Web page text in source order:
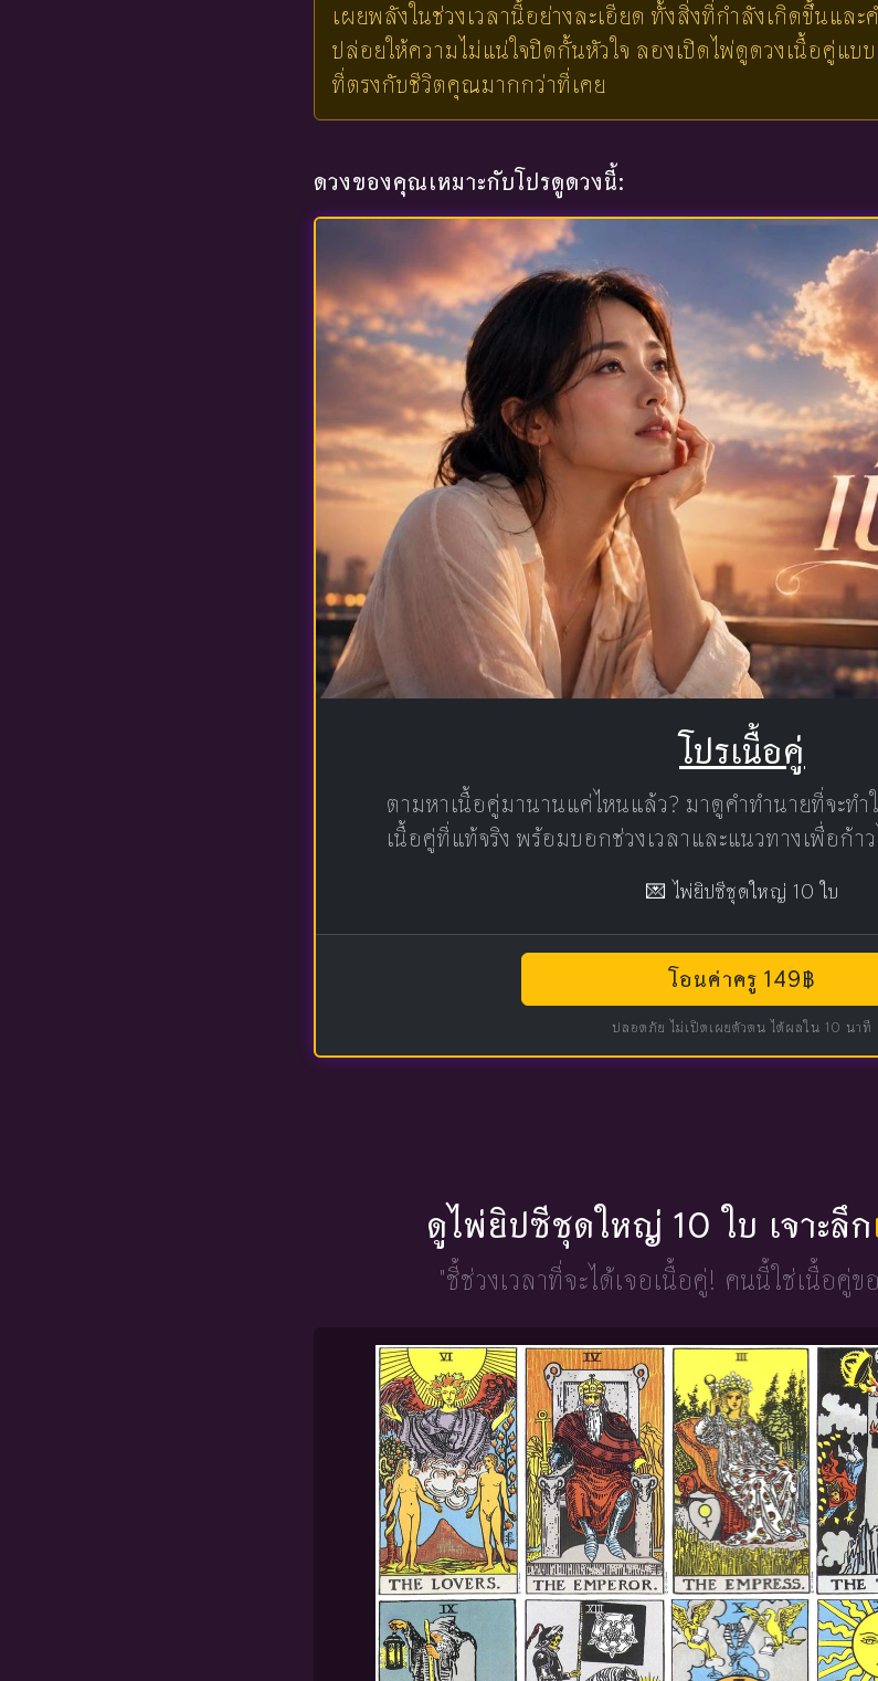
เผยพลังในช่วงเวลานี้อย่างละเอียด ทั้งสิ่งที่กำลังเกิดขึ้นแ
ปล่อยให้ความไม่แน่ใจปิดกั้นหัวใจ ลองเปิดไพ่ดูดวงเนื้อคู่แบ
ที่ตรงกับชีวิตคุณมากกว่าที่เคย
ดวงของคุณเหมาะกับโปรดูดวงนี้:
โปรเนื้อคู่
ตามหาเนื้อคู่มานานแค่ไหนแล้ว? มาดูคำทำนายที่จะท
เนื้อคู่ที่แท้จริง พร้อมบอกช่วงเวลาและแนวทางเพื่อก้า
💌 ไพ่ยิปซีชุดใหญ่ 10 ใบ
โอนค่าครู 149฿
ปลอดภัย ไม่เปิดเผยตัวตน ได้ผลใน 10 นาที
ดูไพ่ยิปซีชุดใหญ่ 10 ใบ เจาะลึก
"ชี้ช่วงเวลาที่จะได้เจอเนื้อคู่! คนนี้ใช่เนื้อคู่ข